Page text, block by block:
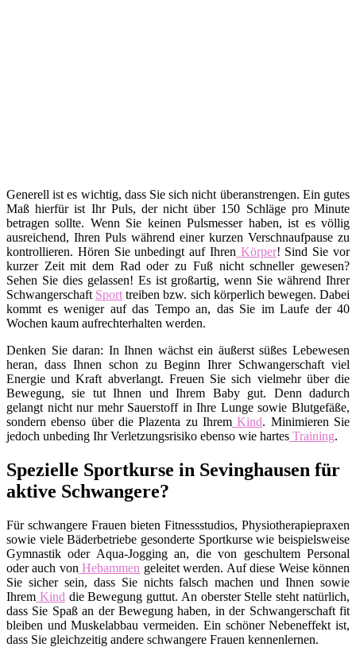
Generell ist es wichtig, dass Sie sich nicht überanstrengen. Ein gutes
Maß hierfür ist Ihr Puls, der nicht über 150 Schläge pro Minute
betragen sollte. Wenn Sie keinen Pulsmesser haben, ist es völlig
ausreichend, Ihren Puls während einer kurzen Verschnaufpause zu
kontrollieren. Hören Sie unbedingt auf Ihren Körper! Sind Sie vor
kurzer Zeit mit dem Rad oder zu Fuß nicht schneller gewesen?
Sehen Sie dies gelassen! Es ist großartig, wenn Sie während Ihrer
Schwangerschaft Sport treiben bzw. sich körperlich bewegen. Dabei
kommt es weniger auf das Tempo an, das Sie im Laufe der 40
Wochen kaum aufrechterhalten werden.
Denken Sie daran: In Ihnen wächst ein äußerst süßes Lebewesen
heran, dass Ihnen schon zu Beginn Ihrer Schwangerschaft viel
Energie und Kraft abverlangt. Freuen Sie sich vielmehr über die
Bewegung, sie tut Ihnen und Ihrem Baby gut. Denn dadurch
gelangt nicht nur mehr Sauerstoff in Ihre Lunge sowie Blutgefäße,
sondern ebenso über die Plazenta zu Ihrem Kind. Minimieren Sie
jedoch unbeding Ihr Verletzungsrisiko ebenso wie hartes Training.
Spezielle Sportkurse in Sevinghausen für
aktive Schwangere?
Für schwangere Frauen bieten Fitnessstudios, Physiotherapiepraxen
sowie viele Bäderbetriebe gesonderte Sportkurse wie beispielsweise
Gymnastik oder Aqua-Jogging an, die von geschultem Personal
oder auch von Hebammen geleitet werden. Auf diese Weise können
Sie sicher sein, dass Sie nichts falsch machen und Ihnen sowie
Ihrem Kind die Bewegung guttut. An oberster Stelle steht natürlich,
dass Sie Spaß an der Bewegung haben, in der Schwangerschaft fit
bleiben und Muskelabbau vermeiden. Ein schöner Nebeneffekt ist,
dass Sie gleichzeitig andere schwangere Frauen kennenlernen.